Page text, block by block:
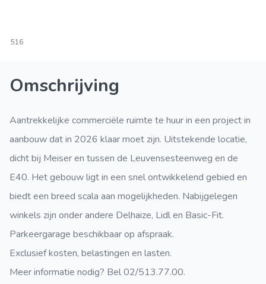
516
Omschrijving
Aantrekkelijke commerciële ruimte te huur in een project in
aanbouw dat in 2026 klaar moet zijn. Uitstekende locatie,
dicht bij Meiser en tussen de Leuvensesteenweg en de
E40. Het gebouw ligt in een snel ontwikkelend gebied en
biedt een breed scala aan mogelijkheden. Nabijgelegen
winkels zijn onder andere Delhaize, Lidl en Basic-Fit.
Parkeergarage beschikbaar op afspraak.
Exclusief kosten, belastingen en lasten.
Meer informatie nodig? Bel 02/513.77.00.